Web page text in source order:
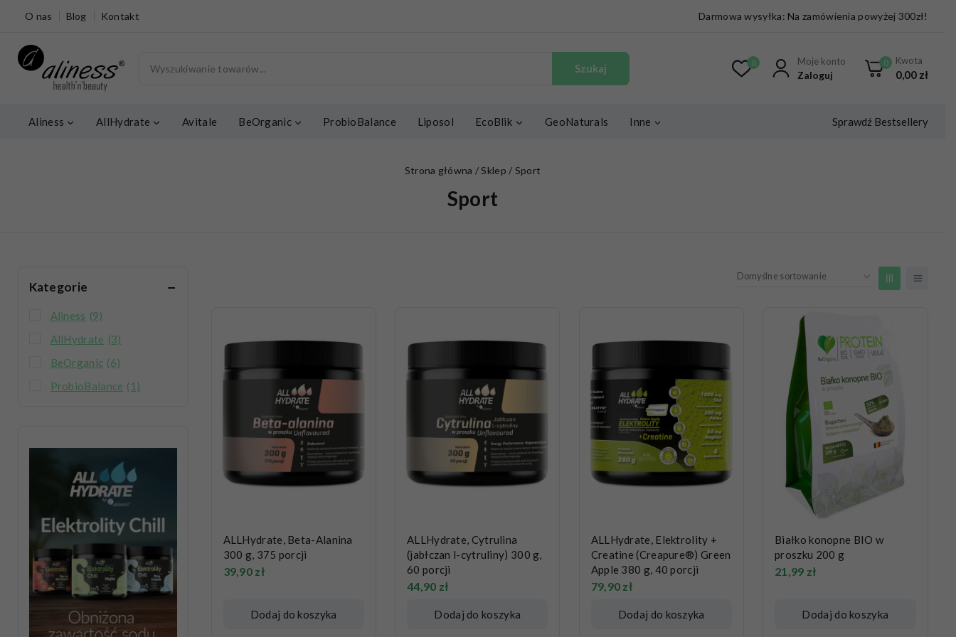
O nas Blog Kontakt Darmowa wysyłka: Na zamówienia powyżej 300zł!
Szukaj 0 Moje konto
Zaloguj
0 Kwota
0,00 zł
Aliness AllHydrate Avitale BeOrganic ProbioBalance Liposol EcoBlik GeoNaturals Inne Sprawdź Bestsellery
Strona główna / Sklep / Sport
Sport
ALLHydrate, Beta-Alanina
300 g, 375 porcji
39,90 zł
Dodaj do koszyka
ALLHydrate, Cytrulina
(jabłczan l-cytruliny) 300 g,
60 porcji
44,90 zł
Dodaj do koszyka
ALLHydrate, Elektrolity +
Creatine (Creapure®) Green
Apple 380 g, 40 porcji
79,90 zł
Dodaj do koszyka
Białko konopne BIO w
proszku 200 g
21,99 zł
Dodaj do koszyka
Kategorie
Aliness (9)
AllHydrate (3)
BeOrganic (6)
ProbioBalance (1)